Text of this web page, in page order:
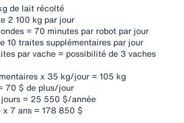
de lait récolté
2 100 kg par jour
= 70 minutes par robot par jour
10 traites supplémentaires par jour
par vache = possibilité de 3 vaches
x 35 kg/jour = 105 kg
70 $ de plus/jour
= 25 550 $/année
7 ans = 178 850 $